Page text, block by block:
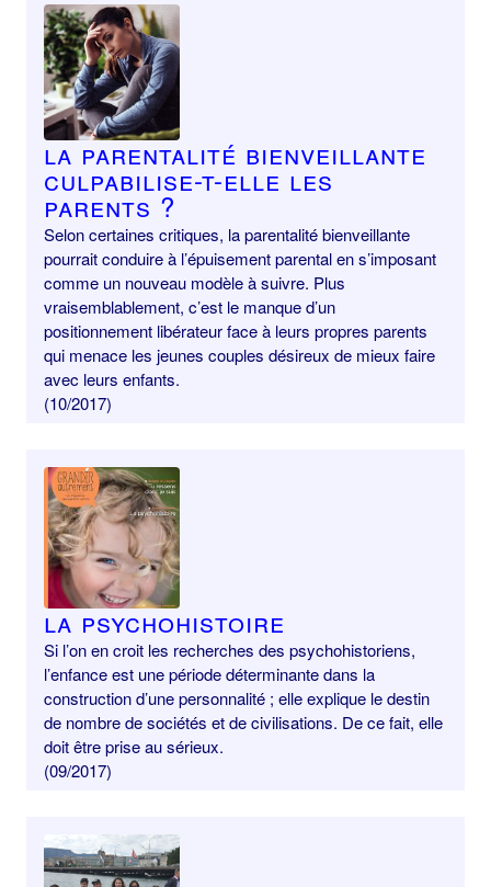
La parentalité bienveillante
culpabilise-t-elle les
parents ?
Selon certaines critiques, la parentalité bienveillante
pourrait conduire à l’épuisement parental en s’imposant
comme un nouveau modèle à suivre. Plus
vraisemblablement, c’est le manque d’un
positionnement libérateur face à leurs propres parents
qui menace les jeunes couples désireux de mieux faire
avec leurs enfants.
(10/2017)
La psychohistoire
Si l’on en croit les recherches des psychohistoriens,
l’enfance est une période déterminante dans la
construction d’une personnalité ; elle explique le destin
de nombre de sociétés et de civilisations. De ce fait, elle
doit être prise au sérieux.
(09/2017)